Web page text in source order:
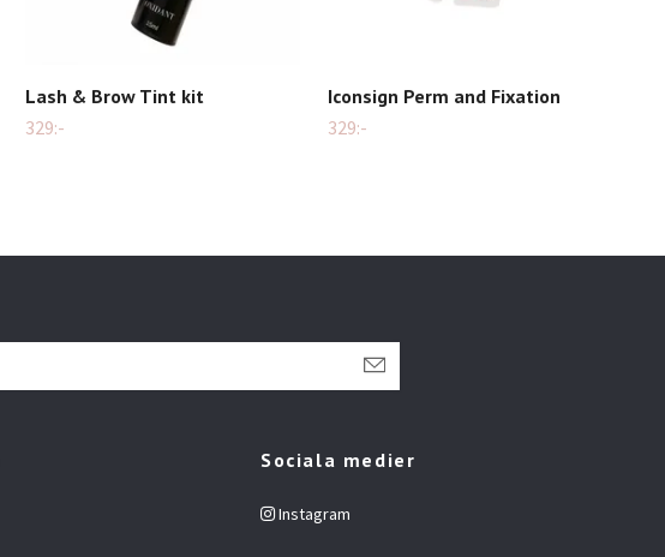
Lash & Brow Tint kit
329:-
Iconsign Perm and Fixation
329:-
Sociala medier
Instagram